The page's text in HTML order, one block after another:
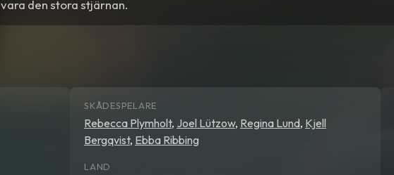
vara den stora stjärnan.
SKÅDESPELARE
Rebecca Plymholt, Joel Lützow, Regina Lund, Kjell
Bergqvist, Ebba Ribbing
LAND